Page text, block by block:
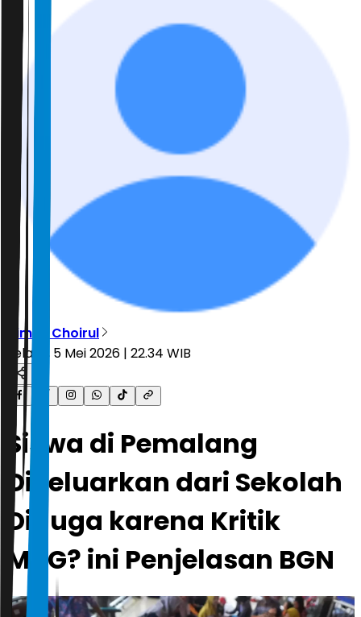
Dimas Choirul
Selasa, 5 Mei 2026 | 22.34 WIB
Siswa di Pemalang
Dikeluarkan dari Sekolah
Diduga karena Kritik
MBG? ini Penjelasan BGN